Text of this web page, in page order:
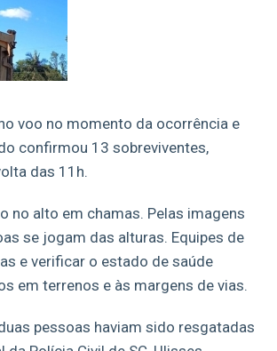
voo no momento da ocorrência e
confirmou 13 sobreviventes,
das 11h.
no alto em chamas. Pelas imagens
se jogam das alturas. Equipes de
e verificar o estado de saúde
em terrenos e às margens de vias.
pessoas haviam sido resgatadas